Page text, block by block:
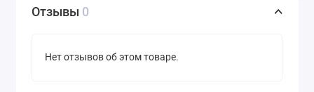
Отзывы 0
Нет отзывов об этом товаре.